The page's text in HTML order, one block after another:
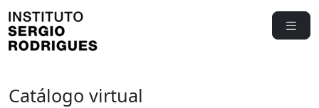
Catálogo virtual